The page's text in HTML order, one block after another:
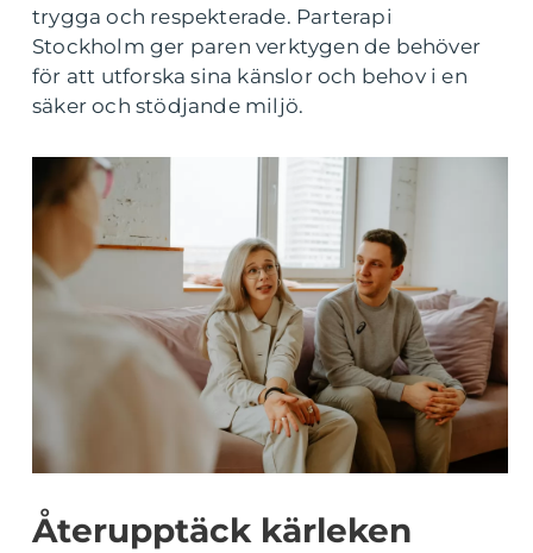
trygga och respekterade. Parterapi
Stockholm ger paren verktygen de behöver
för att utforska sina känslor och behov i en
säker och stödjande miljö.
Återupptäck kärleken